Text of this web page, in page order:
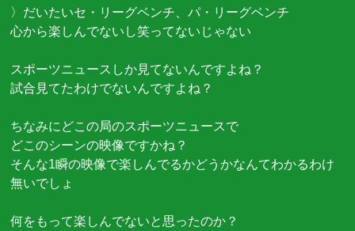
〉だいたいセ・リーグベンチ、パ・リーグベンチ
心から楽しんでないし笑ってないじゃない
スポーツニュースしか見てないんですよね？
試合見てたわけでないんですよね？
ちなみにどこの局のスポーツニュースで
どこのシーンの映像ですかね？
そんな1瞬の映像で楽しんでるかどうかなんてわかるわけ
無いでしょ
何をもって楽しんでないと思ったのか？